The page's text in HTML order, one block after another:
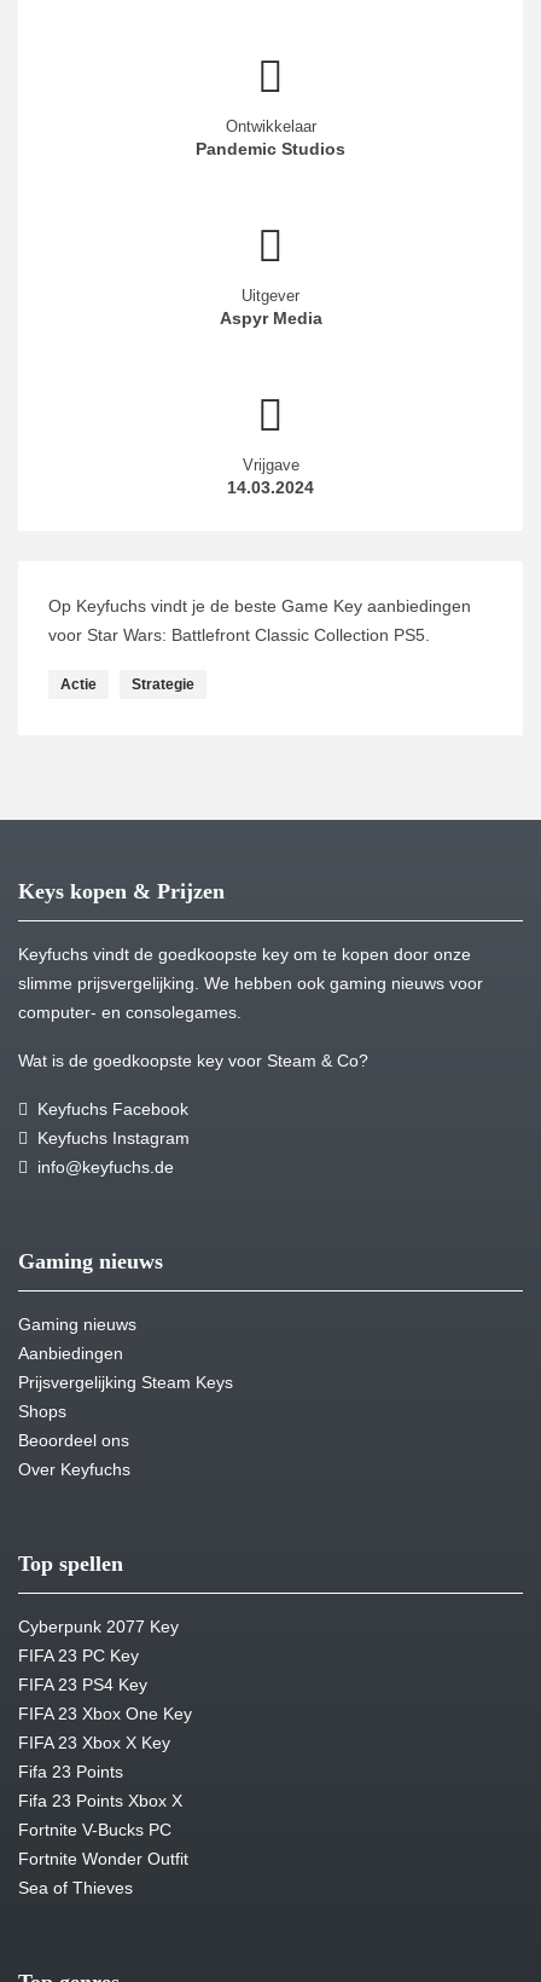
Ontwikkelaar
Pandemic Studios
Uitgever
Aspyr Media
Vrijgave
14.03.2024
Op Keyfuchs vindt je de beste Game Key aanbiedingen
voor Star Wars: Battlefront Classic Collection PS5.
Actie Strategie
Keys kopen & Prijzen
Keyfuchs vindt de goedkoopste key om te kopen door onze
slimme prijsvergelijking. We hebben ook gaming nieuws voor
computer- en consolegames.
Wat is de goedkoopste key voor Steam & Co?
Keyfuchs Facebook
Keyfuchs Instagram
info@keyfuchs.de
Gaming nieuws
Gaming nieuws
Aanbiedingen
Prijsvergelijking Steam Keys
Shops
Beoordeel ons
Over Keyfuchs
Top spellen
Cyberpunk 2077 Key
FIFA 23 PC Key
FIFA 23 PS4 Key
FIFA 23 Xbox One Key
FIFA 23 Xbox X Key
Fifa 23 Points
Fifa 23 Points Xbox X
Fortnite V-Bucks PC
Fortnite Wonder Outfit
Sea of Thieves